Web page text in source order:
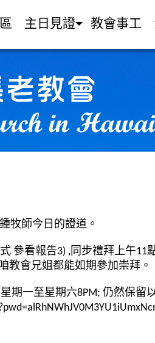
主日見證 教會事工
牧師今日的證道。
參看報告3) ,同步禮拜上午11
教會兄姐都能如期參加崇拜。
期一至星期六8PM; 仍然保留